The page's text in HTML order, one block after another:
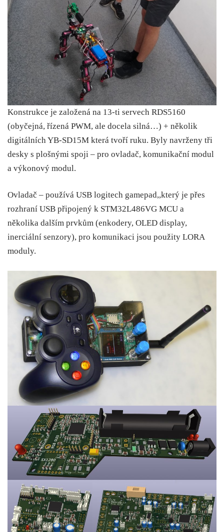
Konstrukce je založená na 13-ti servech RDS5160
(obyčejná, řízená PWM, ale docela silná…) + několik
digitálních YB-SD15M která tvoří ruku. Byly navrženy tři
desky s plošnými spoji – pro ovladač, komunikační modul
a výkonový modul.
Ovladač – používá USB logitech gamepad,,který je přes
rozhraní USB připojený k STM32L486VG MCU a
několika dalším prvkům (enkodery, OLED display,
inerciální senzory), pro komunikaci jsou použity LORA
moduly.